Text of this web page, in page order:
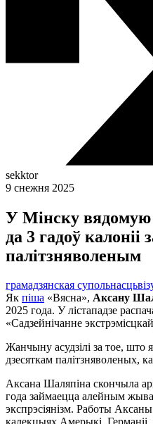
sekktor
9 снежня 2025
У Мінску вядомую
да 3 гадоў калоніі
палітзняволеным
грамадзянская супольнасць
Як піша «Вясна», Аксану
2025 года. У лістападзе
«Садзейнічанне
Жанчыну асудзілі за тое, што
дзесяткам палітзняволеных,
Аксана Шаляпіна скончыла
года займаецца алейным
экспрэсіянізм. Работы